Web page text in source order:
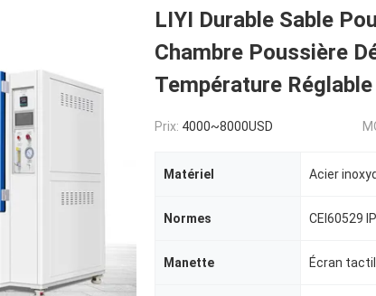
LIYI Durable Sable
Chambre Poussière
Température Réglable
Prix: 4000~8000USD
Matériel Acier
Normes CEI60529
Manette Écran